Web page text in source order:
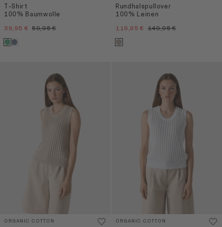
T-Shirt
100% Baumwolle
39,95 € 59,95 €
Rundhalspullover
100% Leinen
119,95 € 149,95 €
ORGANIC COTTON ORGANIC COTTON